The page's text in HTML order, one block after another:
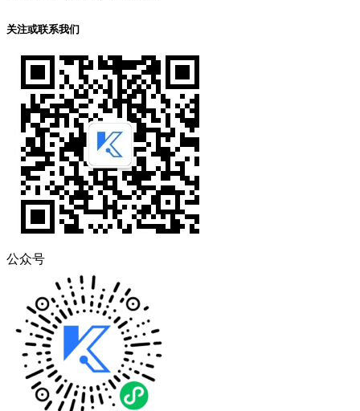
关注或联系我们
公众号